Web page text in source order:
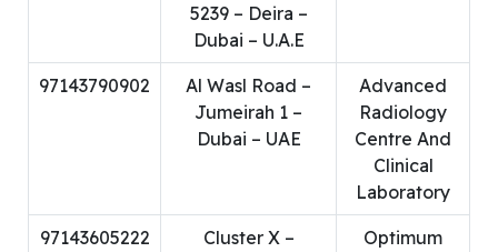
5239 – Deira –
Dubai – U.A.E
Advanced
Radiology
Centre And
Clinical
Laboratory
Al Wasl Road –
Jumeirah 1 –
Dubai – UAE
97143790902
Optimum
Cluster X –
97143605222